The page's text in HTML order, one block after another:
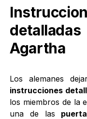
Agartha
Los alemanes
instrucciones
los miembros de la
una de las